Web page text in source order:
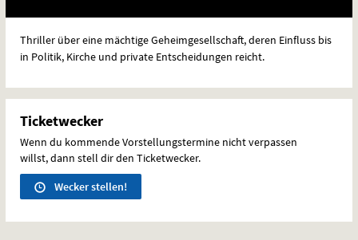
Thriller über eine mächtige Geheimgesellschaft, deren Einfluss bis
in Politik, Kirche und private Entscheidungen reicht.
Ticketwecker
Wenn du kommende Vorstellungstermine nicht verpassen
willst, dann stell dir den Ticketwecker.
Wecker stellen!